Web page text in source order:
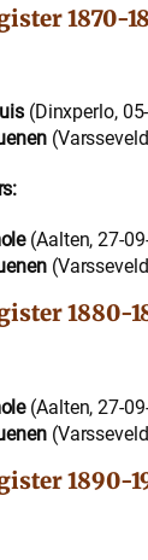
1870-
(Dinxperlo,
(Aalten, 27-
1880-
(Aalten, 27-
1890-